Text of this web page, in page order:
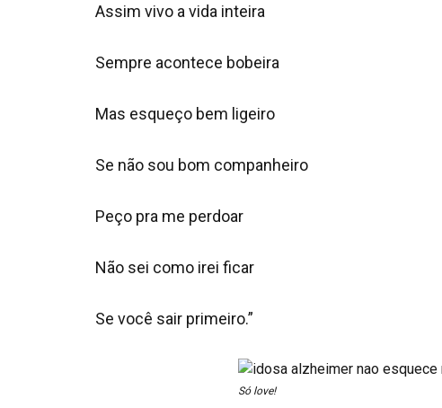
Assim vivo a vida inteira
Sempre acontece bobeira
Mas esqueço bem ligeiro
Se não sou bom companheiro
Peço pra me perdoar
Não sei como irei ficar
Se você sair primeiro.”
Só love!